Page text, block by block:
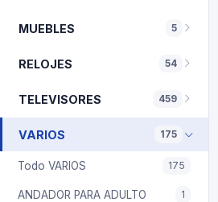
MUEBLES 5
RELOJES 54
TELEVISORES 459
VARIOS 175
Todo VARIOS 175
ANDADOR PARA ADULTO 1